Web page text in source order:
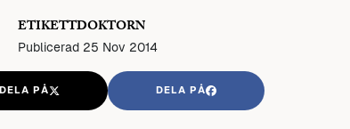
ETIKETTDOKTORN
Publicerad 25 Nov 2014
DELA PÅ DELA PÅ